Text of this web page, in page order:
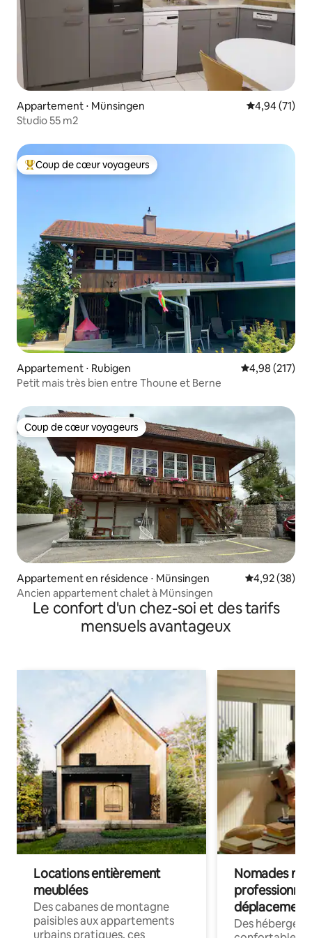
Appartement ⋅ Münsingen Évaluation
4,94 (71)
Studio 55 m2
Coups de cœur voyageurs les plus appréciés
Coup de cœur voyageurs
Appartement ⋅ Rubigen Évaluation
4,98 (217)
Petit mais très bien entre Thoune et Berne
Coup de cœur voyageurs
Coup de cœur voyageurs
Appartement en résidence ⋅ Münsingen Évaluation
4,92 (38)
Ancien appartement chalet à Münsingen
Le confort d'un chez-soi et des tarifs
mensuels avantageux
Locations entièrement
meublées
Des cabanes de montagne
paisibles aux appartements
urbains pratiques, ces
Nomades
déplacement
Des